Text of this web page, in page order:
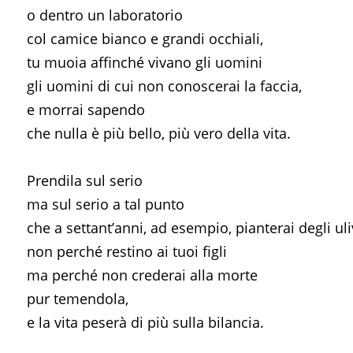
o dentro un laboratorio
col camice bianco e grandi occhiali,
tu muoia affinché vivano gli uomini
gli uomini di cui non conoscerai la faccia,
e morrai sapendo
che nulla è più bello, più vero della vita.
Prendila sul serio
ma sul serio a tal punto
che a settant’anni, ad esempio, pianterai degli
non perché restino ai tuoi figli
ma perché non crederai alla morte
pur temendola,
e la vita peserà di più sulla bilancia.